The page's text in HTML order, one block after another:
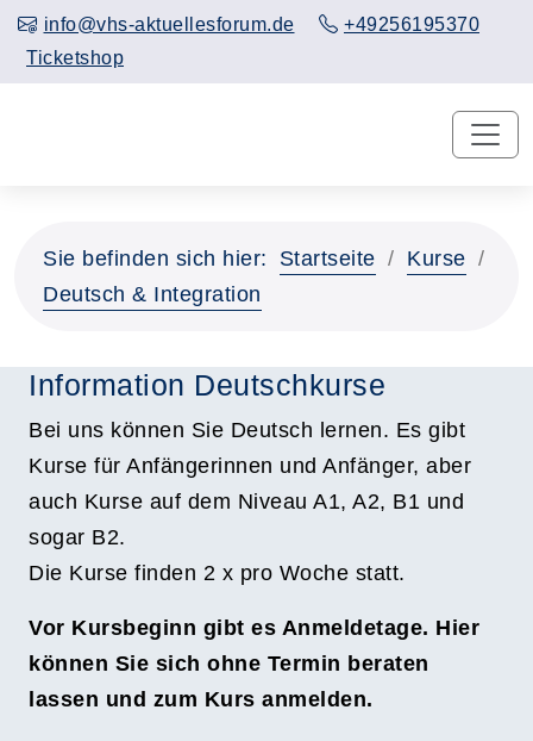
info@vhs-aktuellesforum.de
+49256195370
Ticketshop
Sie befinden sich hier: Startseite
Kurse
Deutsch & Integration
Information Deutschkurse
Bei uns können Sie Deutsch lernen. Es gibt
Kurse für Anfängerinnen und Anfänger, aber
auch Kurse auf dem Niveau A1, A2, B1 und
sogar B2.
Die Kurse finden 2 x pro Woche statt.
Vor Kursbeginn gibt es Anmeldetage. Hier
können Sie sich ohne Termin beraten
lassen und zum Kurs anmelden.